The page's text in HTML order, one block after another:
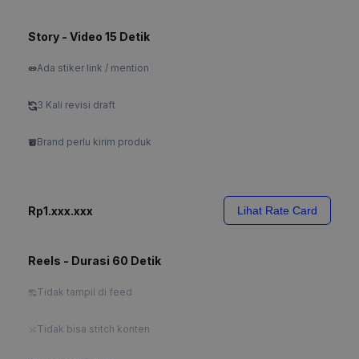
Story - Video 15 Detik
Ada stiker link / mention
3 Kali revisi draft
Brand perlu kirim produk
Rp1.xxx.xxx Lihat Rate Card
Reels - Durasi 60 Detik
Tidak tampil di feed
Tidak bisa stitch konten